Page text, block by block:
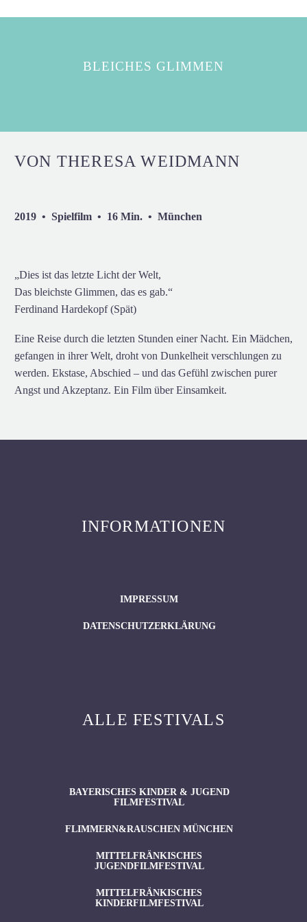
BLEICHES GLIMMEN
VON THERESA WEIDMANN
2019 • Spielfilm • 16 Min. • München
„Dies ist das letzte Licht der Welt,
Das bleichste Glimmen, das es gab.“
Ferdinand Hardekopf (Spät)
Eine Reise durch die letzten Stunden einer Nacht. Ein Mädchen,
gefangen in ihrer Welt, droht von Dunkelheit verschlungen zu
werden. Ekstase, Abschied – und das Gefühl zwischen purer
Angst und Akzeptanz. Ein Film über Einsamkeit.
INFORMATIONEN
IMPRESSUM
DATENSCHUTZERKLÄRUNG
ALLE FESTIVALS
BAYERISCHES KINDER & JUGEND
FILMFESTIVAL
FLIMMERN&RAUSCHEN MÜNCHEN
MITTELFRÄNKISCHES
JUGENDFILMFESTIVAL
MITTELFRÄNKISCHES
KINDERFILMFESTIVAL